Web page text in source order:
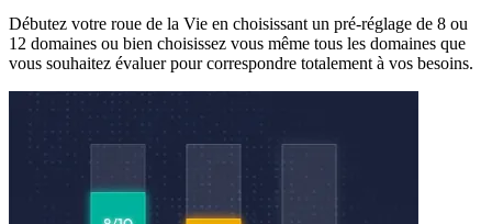
Débutez votre roue de la Vie en choisissant un pré-réglage de 8 ou
12 domaines ou bien choisissez vous même tous les domaines que
vous souhaitez évaluer pour correspondre totalement à vos besoins.